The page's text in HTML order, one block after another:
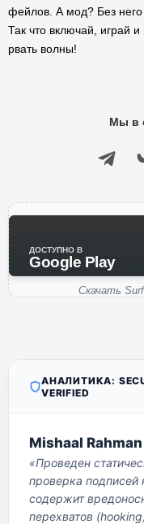
фейлов. А мод? Без
Так что включай, играй
рвать волны!
Мы в
ДОСТУПНО В
Google Play
Скачать
АНАЛИТИКА:
VERIFIED
Mishaal Rahman
«Проведен
проверка
содержит
перехватов